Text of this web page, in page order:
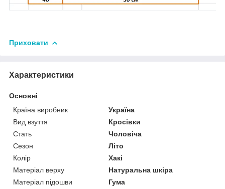
Приховати
Характеристики
Основні
Країна виробник
Україна
Вид взуття
Кросівки
Стать
Чоловіча
Сезон
Літо
Колір
Хакі
Матеріал верху
Натуральна шкіра
Матеріал підошви
Гума